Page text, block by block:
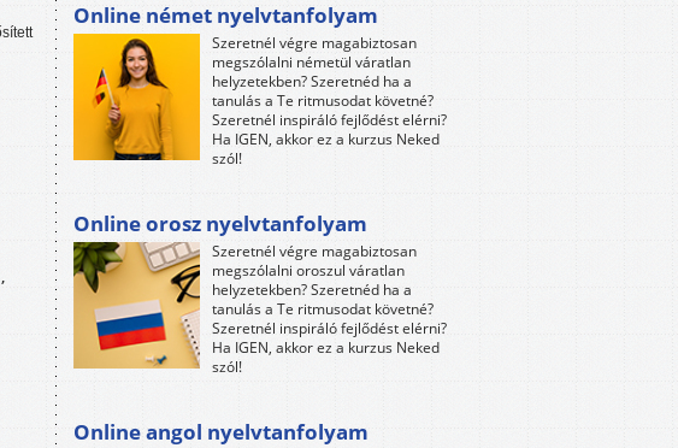
Online német nyelvtanfolyam
Szeretnél végre magabiztosan
megszólalni németül váratlan
helyzetekben? Szeretnéd ha a
tanulás a Te ritmusodat követné?
Szeretnél inspiráló fejlődést elérni?
Ha IGEN, akkor ez a kurzus Neked
szól!
Online orosz nyelvtanfolyam
Szeretnél végre magabiztosan
megszólalni oroszul váratlan
helyzetekben? Szeretnéd ha a
tanulás a Te ritmusodat követné?
Szeretnél inspiráló fejlődést elérni?
Ha IGEN, akkor ez a kurzus Neked
szól!
Online angol nyelvtanfolyam